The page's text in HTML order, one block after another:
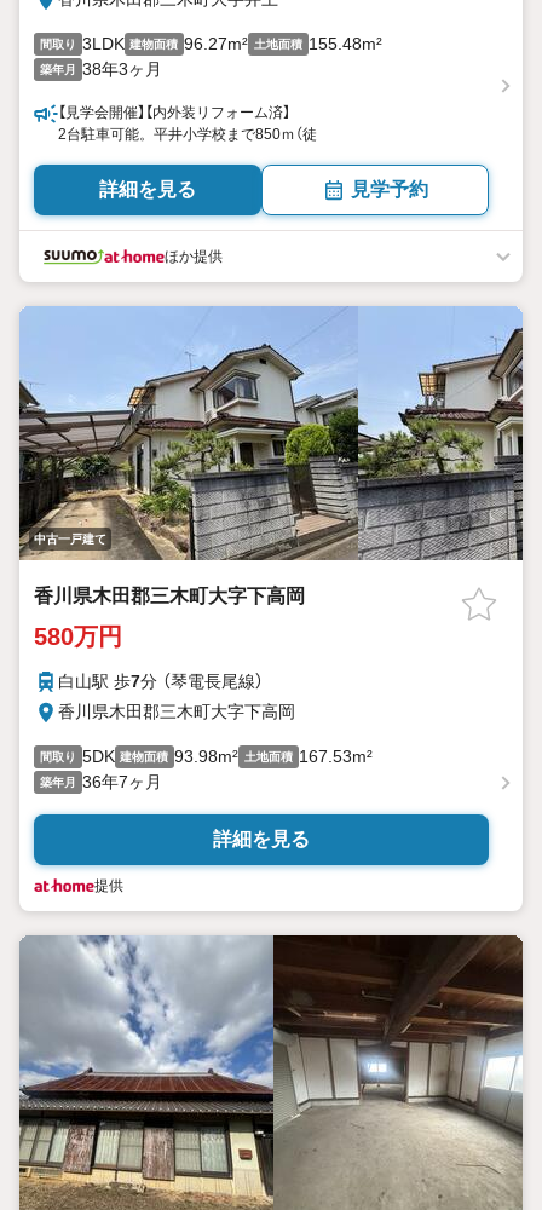
間取り 3LDK 建物面積 96.27m² 土地面積 155.48m²
築年月 38年3ヶ月
【見学会開催】【内外装リフォーム済】
2台駐車可能。平井小学校まで850ｍ（徒
詳細を見る 見学予約
ほか提供
中古一戸建て
香川県木田郡三木町大字下高岡
580万円
白山駅 歩7分 （琴電長尾線）
香川県木田郡三木町大字下高岡
間取り 5DK 建物面積 93.98m² 土地面積 167.53m²
築年月 36年7ヶ月
詳細を見る
提供